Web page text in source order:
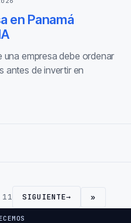
en Panamá
una empresa debe ordenar
antes de invertir en
SIGUIENTE→ »